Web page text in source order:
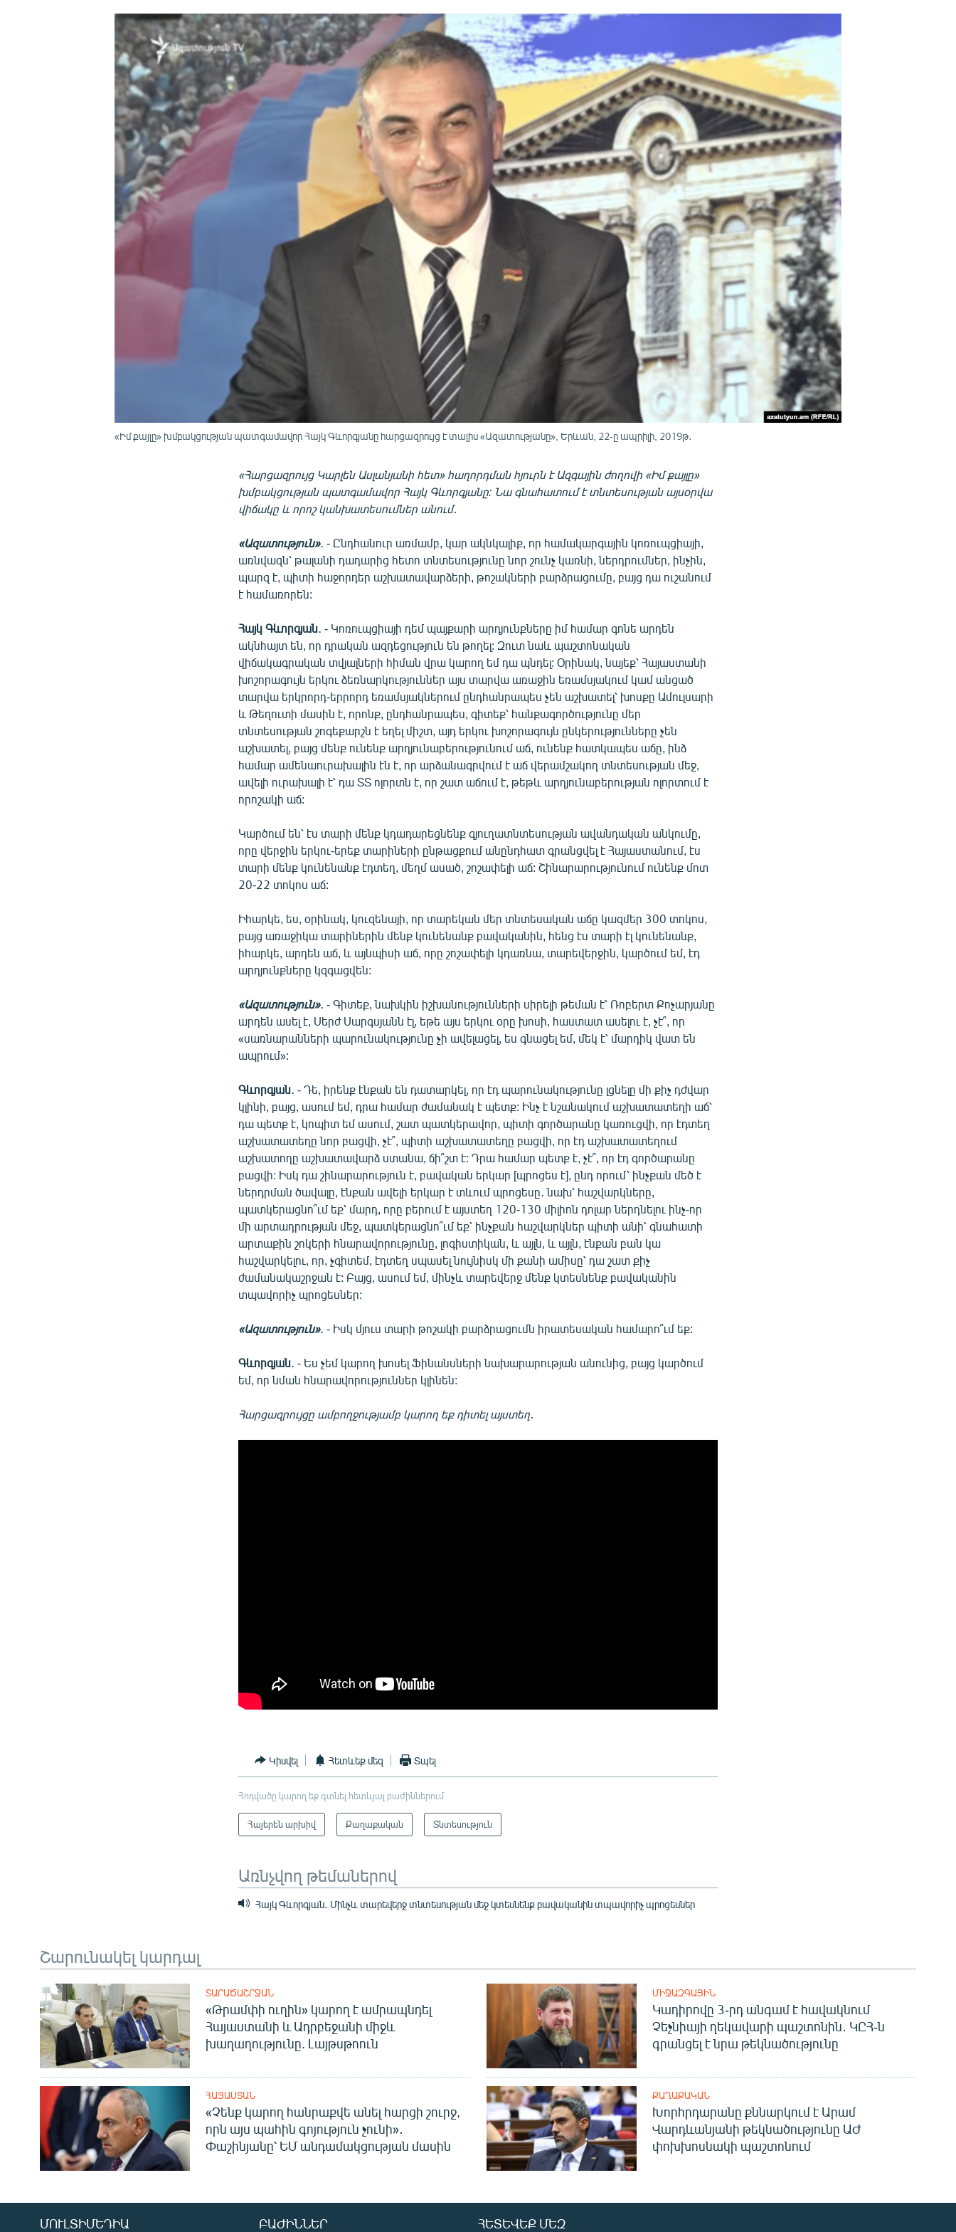
ՄԵԿՆԱԲԱՆՈՒԹՅՈՒՆ
ՁԳՏԵԼՈՎ ԼԱՎԱԳՈՒՅՆԻՆ
«Իմ քայլը» խմբակցության պատգամավոր Հայկ Գևորգյանը հարցազրույց է տալիս «Ազատությանը», Երևան, 22-ը ապրիլի, 2019թ․
«Հարցազրույց Կարլեն Ասլանյանի հետ» հաղորդման հյուրն է Ազգային ժողովի «Իմ քայլը»
խմբակցության պատգամավոր Հայկ Գևորգյանը: Նա գնահատում է տնտեսության այսօրվա
վիճակը և որոշ կանխատեսումներ անում․
«Ազատություն»․ - Ընդհանուր առմամբ, կար ակնկալիք, որ համակարգային կոռուպցիայի,
առնվազն՝ թալանի դադարից հետո տնտեսությունը նոր շունչ կառնի, ներդրումներ, ինչին,
պարզ է, պիտի հաջորդեր աշխատավարձերի, թոշակների բարձրացումը, բայց դա ուշանում
է համառորեն:
Հայկ Գևորգյան․ - Կոռուպցիայի դեմ պայքարի արդյունքները իմ համար գոնե արդեն
ակնհայտ են, որ դրական ազդեցություն են թողել: Զուտ նաև պաշտոնական
վիճակագրական տվյալների հիման վրա կարող եմ դա պնդել: Օրինակ, նայեք՝ Հայաստանի
խոշորագույն երկու ձեռնարկություններ այս տարվա առաջին եռամսյակում կամ անցած
տարվա երկրորդ-երրորդ եռամսյակներում ընդհանրապես չեն աշխատել՝ խոսքը Ամուլսարի
և Թեղուտի մասին է, որոնք, ընդհանրապես, գիտեք՝ հանքագործությունը մեր
տնտեսության շոգեքարշն է եղել միշտ, այդ երկու խոշորագույն ընկերությունները չեն
աշխատել, բայց մենք ունենք արդյունաբերությունում աճ, ունենք հատկապես աճը, ինձ
համար ամենաուրախալին էն է, որ արձանագրվում է աճ վերամշակող տնտեսության մեջ,
ավելի ուրախալի է՝ դա ՏՏ ոլորտն է, որ շատ աճում է, թեթև արդյունաբերության ոլորտում է
որոշակի աճ:
Կարծում են՝ էս տարի մենք կդադարեցնենք գյուղատնտեսության ավանդական անկումը,
որը վերջին երկու-երեք տարիների ընթացքում անընդհատ գրանցվել է Հայաստանում, էս
տարի մենք կունենանք էդտեղ, մեղմ ասած, շոշափելի աճ: Շինարարությունում ունենք մոտ
20-22 տոկոս աճ:
Իհարկե, ես, օրինակ, կուզենայի, որ տարեկան մեր տնտեսական աճը կազմեր 300 տոկոս,
բայց առաջիկա տարիներին մենք կունենանք բավականին, հենց էս տարի էլ կունենանք,
իհարկե, արդեն աճ, և այնպիսի աճ, որը շոշափելի կդառնա, տարեվերջին, կարծում եմ, էդ
արդյունքները կզգացվեն:
«Ազատություն»․ - Գիտեք, նախկին իշխանությունների սիրելի թեման է՝ Ռոբերտ Քոչարյանը
արդեն ասել է, Սերժ Սարգսյանն էլ, եթե այս երկու օրը խոսի, հաստատ ասելու է, չէ՞, որ
«սառնարանների պարունակությունը չի ավելացել, ես գնացել եմ, մեկ է՝ մարդիկ վատ են
ապրում»:
Գևորգյան․ - Դե, իրենք էնքան են դատարկել, որ էդ պարունակությունը լցնելը մի քիչ դժվար
կլինի, բայց, ասում եմ, դրա համար ժամանակ է պետք: Ինչ է նշանակում աշխատատեղի աճ՝
դա պետք է, կոպիտ եմ ասում, շատ պատկերավոր, պիտի գործարանը կառուցվի, որ էդտեղ
աշխատատեղը նոր բացվի, չէ՞, պիտի աշխատատեղը բացվի, որ էդ աշխատատեղում
աշխատողը աշխատավարձ ստանա, ճի՞շտ է: Դրա համար պետք է, չէ՞, որ էդ գործարանը
բացվի: Իսկ դա շինարարություն է, բավական երկար [պրոցես է], ընդ որում՝ ինչքան մեծ է
ներդրման ծավալը, էնքան ավելի երկար է տևում պրոցեսը․ նախ՝ հաշվարկները,
պատկերացնո՞ւմ եք՝ մարդ, որը բերում է այստեղ 120-130 միլիոն դոլար ներդնելու ինչ-որ
մի արտադրության մեջ, պատկերացնո՞ւմ եք՝ ինչքան հաշվարկներ պիտի անի՝ գնահատի
արտաքին շոկերի հնարավորությունը, լոգիստիկան, և այլն, և այլն, էնքան բան կա
հաշվարկելու, որ, չգիտեմ, էդտեղ սպասել նույնիսկ մի քանի ամիսը՝ դա շատ քիչ
ժամանակաշրջան է: Բայց, ասում եմ, մինչև տարեվերջ մենք կտեսնենք բավականին
տպավորիչ պրոցեսներ:
«Ազատություն»․ - Իսկ մյուս տարի թոշակի բարձրացումն իրատեսական համարո՞ւմ եք:
Գևորգյան․ - Ես չեմ կարող խոսել Ֆինանսների նախարարության անունից, բայց կարծում
եմ, որ նման հնարավորություններ կլինեն:
Հարցազրույցը ամբողջությամբ կարող եք դիտել այստեղ․
Կիսվել Հետևեք մեզ Տպել
Հոդվածը կարող եք գտնել հետևյալ բաժիններում
Հայերեն արխիվ Քաղաքական Տնտեսություն
Առնչվող թեմաներով
Հայկ Գևորգյան․ Մինչև տարեվերջ տնտեսության մեջ կտեսնենք բավականին տպավորիչ պրոցեսներ
Շարունակել կարդալ
ՏԱՐԱԾԱՇՐՋԱՆ
«Թրամփի ուղին» կարող է ամրապնդել
Հայաստանի և Ադրբեջանի միջև
խաղաղությունը. Լայթսթոուն
ՄԻՋԱԶԳԱՅԻՆ
Կադիրովը 3-րդ անգամ է հավակնում
Չեչնիայի ղեկավարի պաշտոնին․ ԿԸՀ-ն
գրանցել է նրա թեկնածությունը
ՀԱՅԱՍՏԱՆ
«Չենք կարող հանրաքվե անել հարցի շուրջ,
որն այս պահին գոյություն չունի»․
Փաշինյանը՝ ԵՄ անդամակցության մասին
ՔԱՂԱՔԱԿԱՆ
Խորհրդարանը քննարկում է Արամ
Վարդևանյանի թեկնածությունը ԱԺ
փոխխոսնակի պաշտոնում
ՀԵՏԵՎԵՔ ՄԵԶ
ՄՈՒԼՏԻՄԵԴԻԱ ԲԱԺԻՆՆԵՐ